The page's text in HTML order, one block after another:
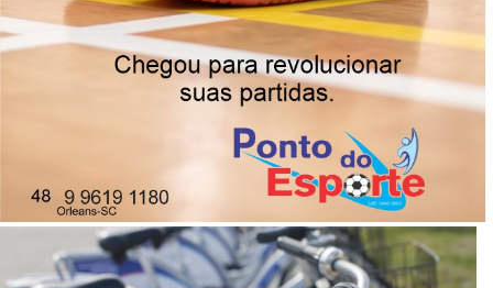
De acordo com o CTB, bicicleta é um veículo, logo,
ciclistas devem respeitar todas as leis de trânsito
Reinaldo Coan 01/03/2023